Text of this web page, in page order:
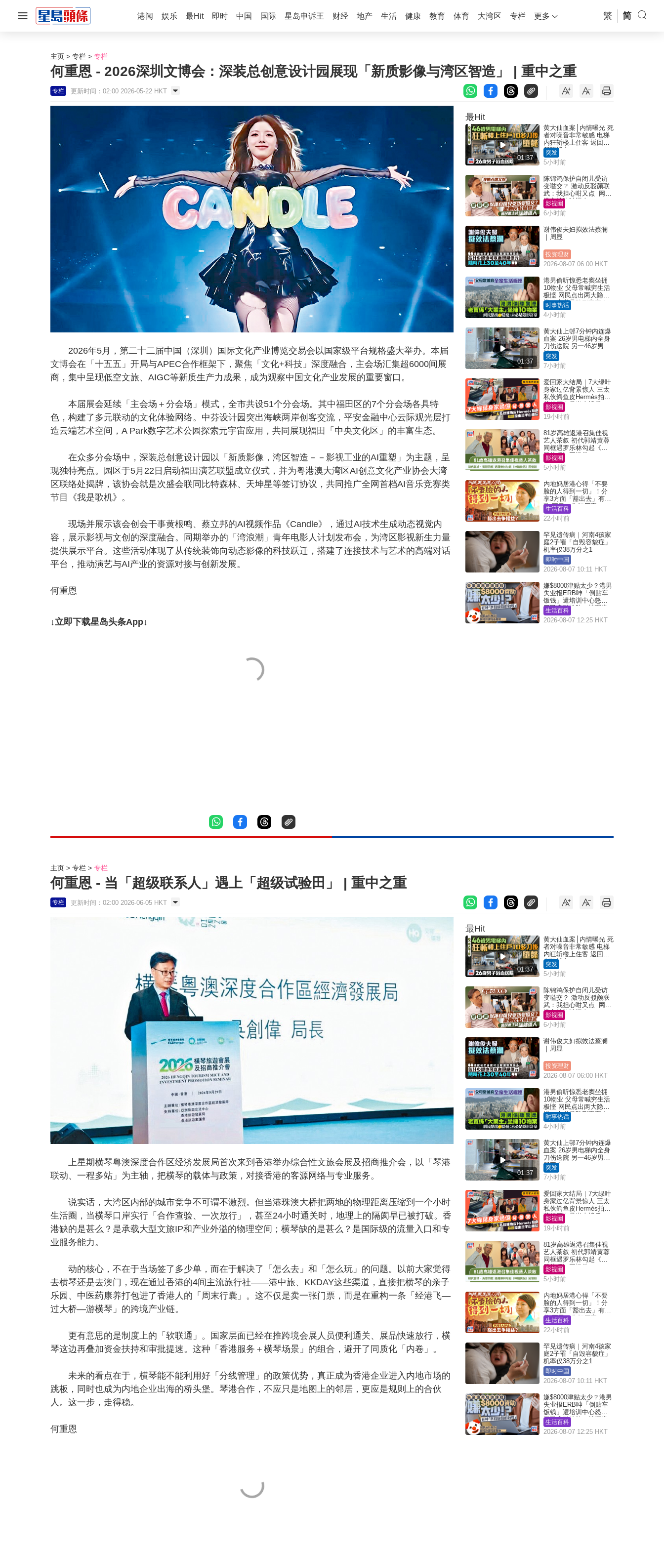
港闻 娱乐 最Hit 即时 中国 国际 星岛申诉王 财经 地产 生活 健康 教育 体育 大湾区 专栏 更多 繁 简
主页 专栏 专栏
何重恩 - 2026深圳文博会：深装总创意设计园展现「新质影像与湾区智造」 | 重中之重
专栏 更新时间：02:00 2026-05-22 HKT
2026年5月，第二十二届中国（深圳）国际文化产业博览交易会以国家级平台规格盛大举办。本届
文博会在「十五五」开局与APEC合作框架下，聚焦「文化+科技」深度融合，主会场汇集超6000间展
商，集中呈现低空文旅、AIGC等新质生产力成果，成为观察中国文化产业发展的重要窗口。
本届展会延续「主会场＋分会场」模式，全市共设51个分会场。其中福田区的7个分会场各具特
色，构建了多元联动的文化体验网络。中芬设计园突出海峡两岸创客交流，平安金融中心云际观光层打
造云端艺术空间，A Park数字艺术公园探索元宇宙应用，共同展现福田「中央文化区」的丰富生态。
在众多分会场中，深装总创意设计园以「新质影像，湾区智造－－影视工业的AI重塑」为主题，呈
现独特亮点。园区于5月22日启动福田演艺联盟成立仪式，并为粤港澳大湾区AI创意文化产业协会大湾
区联络处揭牌，该协会就是次盛会联同比特森林、天坤星等签订协议，共同推广全网首档AI音乐竞赛类
节目《我是歌机》。
现场并展示该会创会干事黄根鸣、蔡立邦的AI视频作品《Candle》，通过AI技术生成动态视觉内
容，展示影视与文创的深度融合。同期举办的「湾浪潮」青年电影人计划发布会，为湾区影视新生力量
提供展示平台。这些活动体现了从传统装饰向动态影像的科技跃迁，搭建了连接技术与艺术的高端对话
平台，推动演艺与AI产业的资源对接与创新发展。
何重恩
↓立即下载星岛头条App↓
最Hit
01:37
黄大仙血案│内情曝光 死
者对噪音非常敏感 电梯
内狂斩楼上住客 返回住
所堕楼亡
突发
5小时前
陈锦鸿保护自闭儿受访
变嗌交？ 激动反驳颜联
武：我担心咁又点 网民
批主持咄咄逼人
影视圈
6小时前
谢伟俊夫妇拟效法蔡澜
｜周显
投资理财
2026-08-07 06:00 HKT
港男偷听惊悉老窦坐拥
10物业 父母常喊穷生活
极悭 网民点出两大隐
忧：未必是隐形富豪｜
Juicy叮
时事热话
4小时前
01:37
黄大仙上邨7分钟内连爆
血案 26岁男电梯内全身
刀伤送院 另一46岁男倒
毙平台
突发
7小时前
爱回家大结局｜7大绿叶
身家过亿背景惊人 三太
私伙鳄鱼皮Hermès拍剧
苏姐原来是半山楼后
影视圈
19小时前
81岁高雄返港召集佳视
艺人茶叙 初代郭靖黄蓉
同框遇罗乐林勾起《神
雕侠侣》回忆杀
影视圈
5小时前
内地妈居港心得「不要
脸的人得到一切」！分
享3方面「豁出去」有著
数 网民：你好厉害
生活百科
22小时前
罕见遗传病｜河南4孩家
庭2子罹「自毁容貌症」
机率仅38万分之1
即时中国
2026-08-07 10:11 HKT
嫌$8000津贴太少？港男
失业报ERB呻「倒贴车
饭钱」遭培训中心怒轰
网民幽默教路：拣呢类
课程唔会蚀...
生活百科
2026-08-07 12:25 HKT
主页 专栏 专栏
何重恩 - 当「超级联系人」遇上「超级试验田」 | 重中之重
专栏 更新时间：02:00 2026-06-05 HKT
上星期横琴粤澳深度合作区经济发展局首次来到香港举办综合性文旅会展及招商推介会，以「琴港
联动、一程多站」为主轴，把横琴的载体与政策，对接香港的客源网络与专业服务。
说实话，大湾区内部的城市竞争不可谓不激烈。但当港珠澳大桥把两地的物理距离压缩到一个小时
生活圈，当横琴口岸实行「合作查验、一次放行」，甚至24小时通关时，地理上的隔阂早已被打破。香
港缺的是甚么？是承载大型文旅IP和产业外溢的物理空间；横琴缺的是甚么？是国际级的流量入口和专
业服务能力。
动的核心，不在于当场签了多少单，而在于解决了「怎么去」和「怎么玩」的问题。以前大家觉得
去横琴还是去澳门，现在通过香港的4间主流旅行社——港中旅、KKDAY这些渠道，直接把横琴的亲子
乐园、中医药康养打包进了香港人的「周末行囊」。这不仅是卖一张门票，而是在重构一条「经港飞—
过大桥—游横琴」的跨境产业链。
更有意思的是制度上的「软联通」。国家层面已经在推跨境会展人员便利通关、展品快速放行，横
琴这边再叠加资金扶持和审批提速。这种「香港服务＋横琴场景」的组合，避开了同质化「内卷」。
未来的看点在于，横琴能不能利用好「分线管理」的政策优势，真正成为香港企业进入内地市场的
跳板，同时也成为内地企业出海的桥头堡。琴港合作，不应只是地图上的邻居，更应是规则上的合伙
人。这一步，走得稳。
何重恩
最Hit
01:37
黄大仙血案│内情曝光 死
者对噪音非常敏感 电梯
内狂斩楼上住客 返回住
所堕楼亡
突发
5小时前
陈锦鸿保护自闭儿受访
变嗌交？ 激动反驳颜联
武：我担心咁又点 网民
批主持咄咄逼人
影视圈
6小时前
谢伟俊夫妇拟效法蔡澜
｜周显
投资理财
2026-08-07 06:00 HKT
港男偷听惊悉老窦坐拥
10物业 父母常喊穷生活
极悭 网民点出两大隐
忧：未必是隐形富豪｜
Juicy叮
时事热话
4小时前
01:37
黄大仙上邨7分钟内连爆
血案 26岁男电梯内全身
刀伤送院 另一46岁男倒
毙平台
突发
7小时前
爱回家大结局｜7大绿叶
身家过亿背景惊人 三太
私伙鳄鱼皮Hermès拍剧
苏姐原来是半山楼后
影视圈
19小时前
81岁高雄返港召集佳视
艺人茶叙 初代郭靖黄蓉
同框遇罗乐林勾起《神
雕侠侣》回忆杀
影视圈
5小时前
内地妈居港心得「不要
脸的人得到一切」！分
享3方面「豁出去」有著
数 网民：你好厉害
生活百科
22小时前
罕见遗传病｜河南4孩家
庭2子罹「自毁容貌症」
机率仅38万分之1
即时中国
2026-08-07 10:11 HKT
嫌$8000津贴太少？港男
失业报ERB呻「倒贴车
饭钱」遭培训中心怒轰
网民幽默教路：拣呢类
课程唔会蚀...
生活百科
2026-08-07 12:25 HKT